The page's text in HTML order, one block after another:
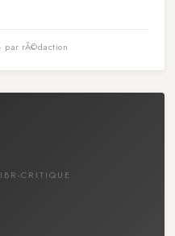
par rÃ©daction
CRITIQUE